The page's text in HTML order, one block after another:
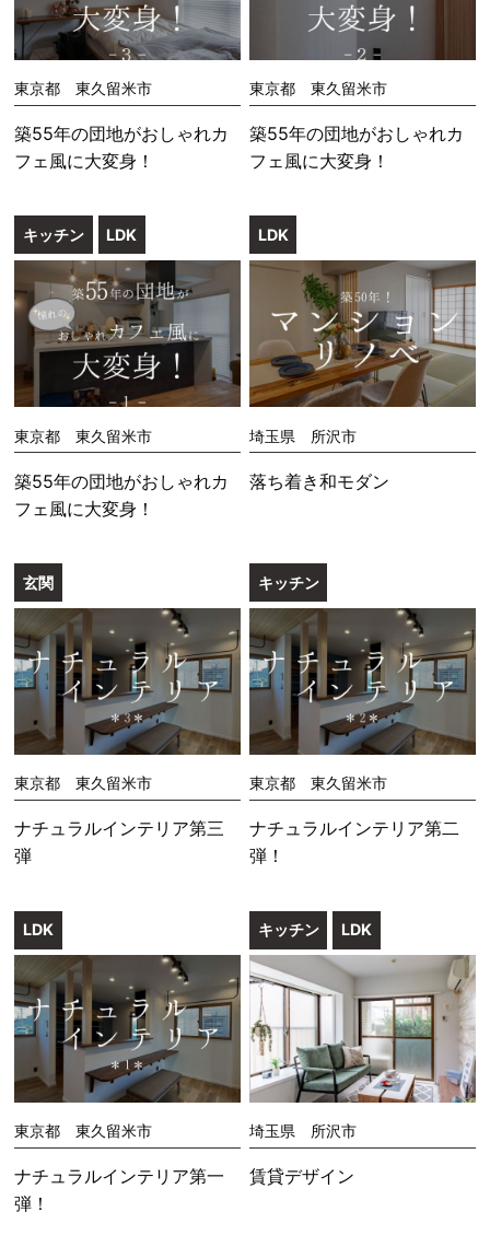
東京都 東久留米市
築55年の団地がおしゃれカ
フェ風に大変身！
東京都 東久留米市
築55年の団地がおしゃれカ
フェ風に大変身！
キッチン LDK
東京都 東久留米市
築55年の団地がおしゃれカ
フェ風に大変身！
LDK
埼玉県 所沢市
落ち着き和モダン
玄関
東京都 東久留米市
ナチュラルインテリア第三
弾
キッチン
東京都 東久留米市
ナチュラルインテリア第二
弾！
LDK
東京都 東久留米市
ナチュラルインテリア第一
弾！
キッチン LDK
埼玉県 所沢市
賃貸デザイン